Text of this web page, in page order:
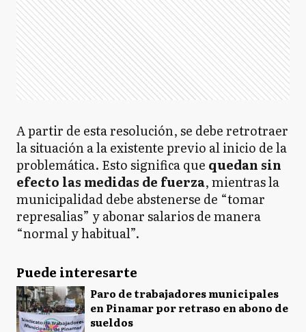
A partir de esta resolución, se debe retrotraer
la situación a la existente previo al inicio de la
problemática. Esto significa que quedan sin
efecto las medidas de fuerza, mientras la
municipalidad debe abstenerse de “tomar
represalias” y abonar salarios de manera
“normal y habitual”.
Puede interesarte
Paro de trabajadores municipales
en Pinamar por retraso en abono de
sueldos